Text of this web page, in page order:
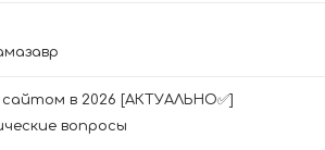
сайтом в 2026 [АКТУАЛЬНО✅]
вопросы